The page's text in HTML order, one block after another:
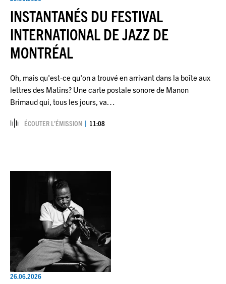
INSTANTANÉS DU FESTIVAL
INTERNATIONAL DE JAZZ DE
MONTRÉAL
Oh, mais qu'est-ce qu'on a trouvé en arrivant dans la boîte aux
lettres des Matins? Une carte postale sonore de Manon
Brimaud qui, tous les jours, va…
ÉCOUTER L’ÉMISSION 11:08
26.06.2026